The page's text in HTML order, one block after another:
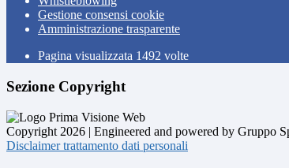
Gestione consensi cookie
Amministrazione trasparente
Pagina visualizzata 1492 volte
Sezione Copyright
Copyright 2026 | Engineered and powered by Gruppo
Disclaimer trattamento dati personali